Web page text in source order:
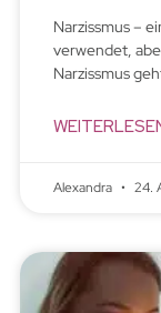
Narzissmus –
verwendet,
Narzissmus
Alexandra 24.